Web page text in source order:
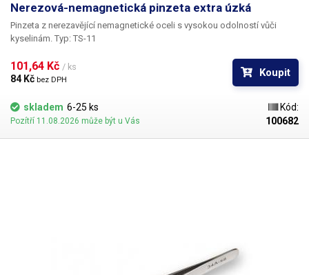
Nerezová-nemagnetická pinzeta extra úzká
Pinzeta z nerezavějící nemagnetické oceli s vysokou odolností vůči
kyselinám. Typ: TS-11
101,64 Kč / ks
84 Kč bez DPH
Koupit
skladem 6-25 ks
Pozítří 11.08.2026 může být u Vás
Kód:
100682